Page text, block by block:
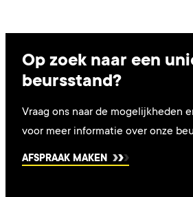
Op zoek naar een
beursstand?
Vraag ons naar de mogelijkheden
voor meer informatie over onze
AFSPRAAK MAKEN